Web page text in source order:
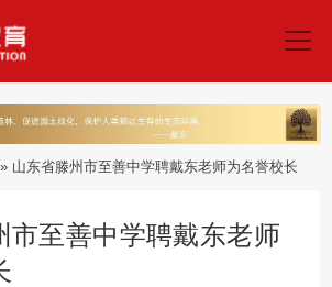
» 山东省滕州市至善中学聘戴东老师为名誉校长
市至善中学聘戴东老师